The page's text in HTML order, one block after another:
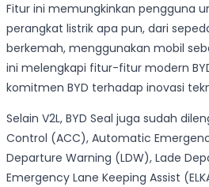
Fitur ini memungkinkan pengguna
perangkat listrik apa pun, dari
berkemah, menggunakan mobil
ini melengkapi fitur-fitur modern
komitmen BYD terhadap inovasi
Selain V2L, BYD Seal juga sudah
Control (ACC), Automatic
Departure Warning (LDW), Lade
Emergency Lane Keeping Assist